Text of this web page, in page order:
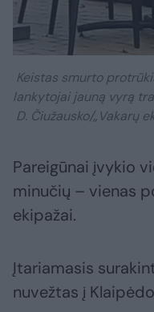
Keistas smurto
lankytojai jauną vyrą
D. Čiužausko/„Vakarų
Pareigūnai įvykio
minučių – vienas
ekipažai.
Įtariamasis
nuvežtas į